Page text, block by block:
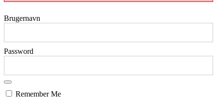
Brugernavn
Password
Remember Me